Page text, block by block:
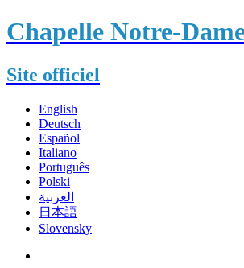
Chapelle Notre-
Site officiel
English
Deutsch
Español
Italiano
Português
Polski
العربية
日本語
Slovensky